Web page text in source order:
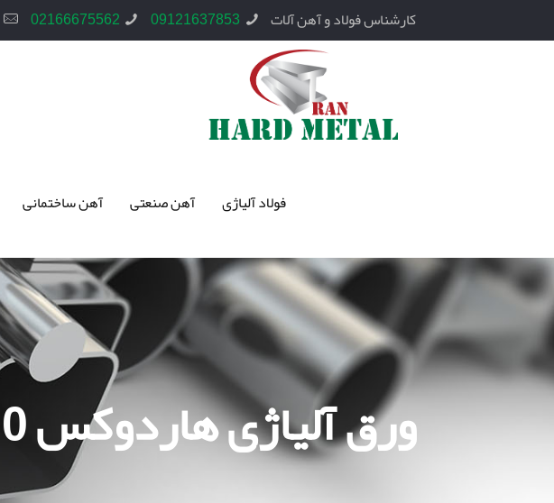
کارشناس فولاد و آهن آلات 09121637853
02166675562
فولاد آلیاژی آهن صنعتی آهن ساختمانی
ورق آلیاژی هاردوکس 500